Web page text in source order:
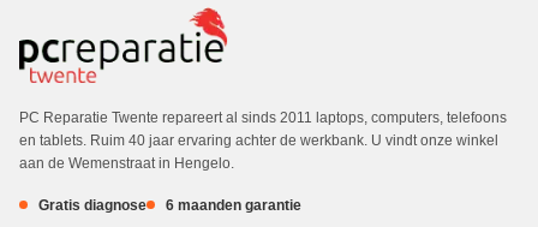
PC Reparatie Twente repareert al sinds 2011 laptops, computers, telefoons
en tablets. Ruim 40 jaar ervaring achter de werkbank. U vindt onze winkel
aan de Wemenstraat in Hengelo.
Gratis diagnose 6 maanden garantie